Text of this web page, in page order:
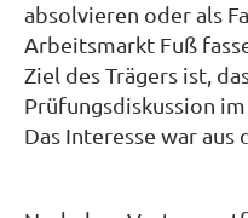
absolvieren oder als
Arbeitsmarkt Fuß
Ziel des Trägers ist,
Prüfungsdiskussion im
Das Interesse war aus